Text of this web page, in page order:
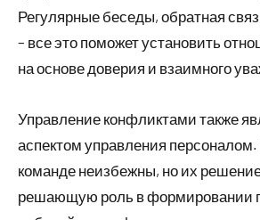
Регулярные беседы, обратная
– все это поможет установить
на основе доверия и взаимного
Управление конфликтами также
аспектом управления
команде неизбежны, но их
решающую роль в формировании